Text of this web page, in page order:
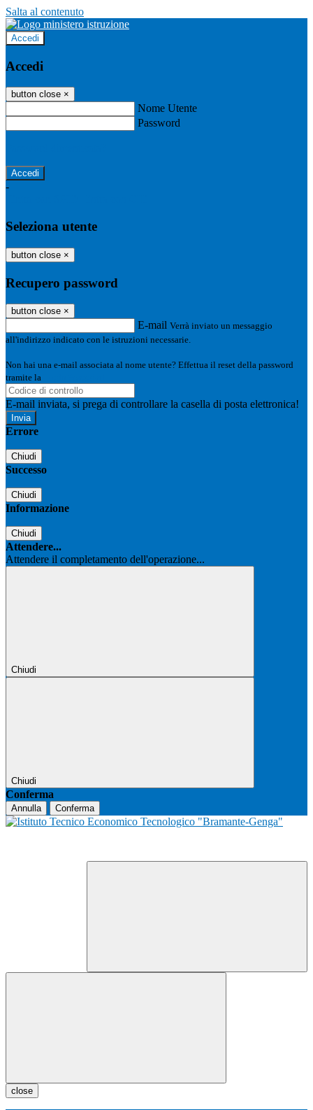
Salta al contenuto
Accedi
Accedi
button close ×
Nome Utente
Password
-
Seleziona utente
button close ×
Recupero password
button close ×
E-mail Verrà inviato un messaggio
all'indirizzo indicato con le istruzioni necessarie.
Non hai una e-mail associata al nome utente? Effettua il reset della password
tramite la
E-mail inviata, si prega di controllare la casella di posta elettronica!
Errore
Chiudi
Successo
Chiudi
Informazione
Chiudi
Attendere...
Attendere il completamento dell'operazione...
Chiudi
Chiudi
Conferma
Annulla Conferma
close